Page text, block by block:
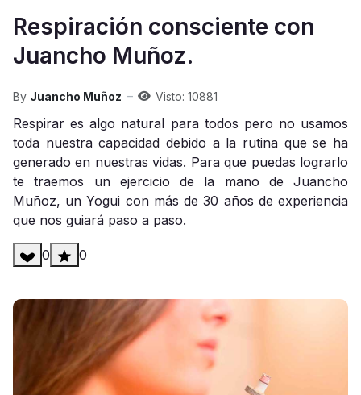
Respiración consciente con
Juancho Muñoz.
By Juancho Muñoz Visto: 10881
Respirar es algo natural para todos pero no usamos
toda nuestra capacidad debido a la rutina que se ha
generado en nuestras vidas. Para que puedas lograrlo
te traemos un ejercicio de la mano de Juancho
Muñoz, un Yogui con más de 30 años de experiencia
que nos guiará paso a paso.
0 0